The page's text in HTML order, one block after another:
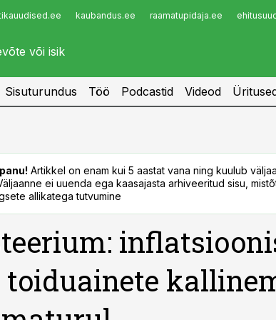
kaubandus.ee raamatupidaja.ee
Infopank
Sisuturundus Töö Podcastid Videod
Artikkel on enam kui 5 aastat vana ning kuulub
ei uuenda ega kaasajasta arhiveeritud sisu,
allikatega tutvumine